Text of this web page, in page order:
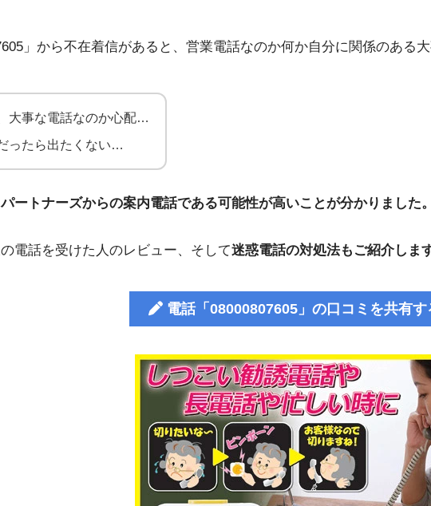
」から不在着信があると、営業電話なのか何か自分に関係のある
大事な電話なのか心配…
ったら出たくない…
ートナーズからの案内電話である可能性が高いことが分かりました。
電話を受けた人のレビュー、そして迷惑電話の対処法もご紹介しま
電話「08000807605」の口コミを共有す